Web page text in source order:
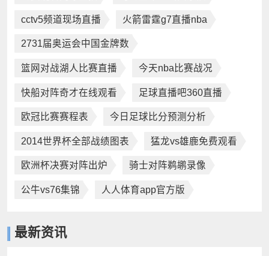
cctv5频道现场直播 火箭雷霆g7直播nba
2731届奥运会中国金牌数
篮网对战湖人比赛直播 今天nba比赛战况
快船对阵奇才在线观看 足球直播吧360直播
欧冠比赛赛程表 今日足球比分预测分析
2014世界杯全部战绩图表 猛龙vs雄鹿免费观看
欧洲杯决赛对阵出炉 骑士对阵鹈鹕录像
公牛vs76集锦 人人体育app官方版
最新资讯